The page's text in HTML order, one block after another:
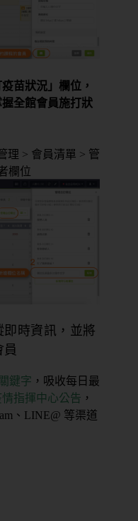
苗狀況」欄位，
全館會員施打狀
理 > 會員清單 > 管
欄位
時資訊，並將
鍵字 ，吸收每日最
指揮中心公告 ，
、LINE@ 等渠道